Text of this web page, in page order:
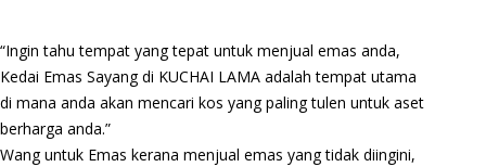
“Ingin tahu tempat yang tepat untuk menjual emas anda,
Kedai Emas Sayang di KUCHAI LAMA adalah tempat utama
di mana anda akan mencari kos yang paling tulen untuk aset
berharga anda.”
Wang untuk Emas kerana menjual emas yang tidak diingini,